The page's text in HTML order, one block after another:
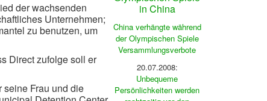
der wachsenden
Unternehmen;
zu benutzen, um
Direct zufolge soll er
seine Frau und die
China verhängte während
der Olympischen Spiele
Versammlungsverbote
20.07.2008:
Unbequeme
Persönlichkeiten werden